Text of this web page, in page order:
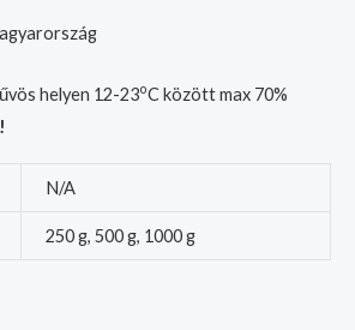
helyen 12-23oC között max 70%
!
N/A
250 g, 500 g, 1000 g